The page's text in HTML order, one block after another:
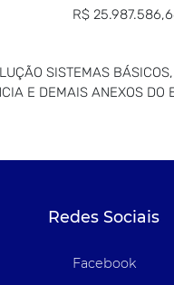
R$
SISTEMAS
E DEMAIS ANEXOS DO
Redes Sociais
Facebook